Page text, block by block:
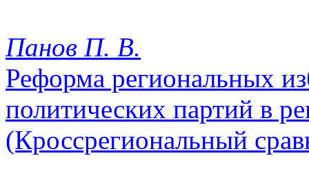
Панов П. В.
Реформа региональных
политических партий в
(Кроссрегиональный